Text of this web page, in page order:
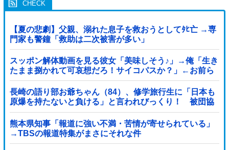
【夏の悲劇】父親、溺れた息子を救おうとしてﾀﾋ亡 →専
門家も警鐘「救助は二次被害が多い」
スッポン解体動画を見る彼女「美味しそう♪」→俺「生き
たまま捌かれて可哀想だろ！サイコパスか？」←お前ら
どっち？
長崎の語り部お爺ちゃん（84）、修学旅行生に「日本も
原爆を持たないと負ける」と言われびっくり！ 被団協
代表（85）も中学生に「核を持たないで日本...
熊本県知事「報道に強い不満・苦情が寄せられている」
→TBSの報道特集がまさにそれな件